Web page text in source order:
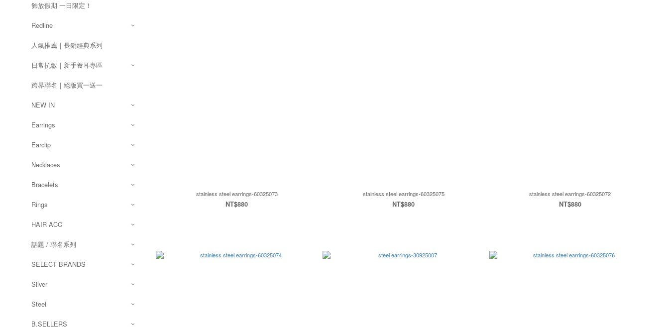
飾放假期 一日限定！
Redline
人氣推薦｜長銷經典系列
日常抗敏｜新手養耳專區
跨界聯名｜絕版買一送一
NEW IN
Earrings
Earclip
Necklaces
Bracelets
Rings
HAIR ACC
話題 / 聯名系列
SELECT BRANDS
Silver
Steel
B.SELLERS
stainless steel earrings-60325073
NT$880
stainless steel earrings-60325075
NT$880
stainless steel earrings-60325072
NT$880